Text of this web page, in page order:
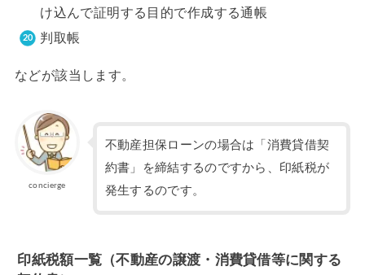
け込んで証明する目的で作成する通帳
判取帳
などが該当します。
concierge
不動産担保ローンの場合は「消費貸借契
約書」を締結するのですから、印紙税が
発生するのです。
印紙税額一覧（不動産の譲渡・消費貸借等に関する